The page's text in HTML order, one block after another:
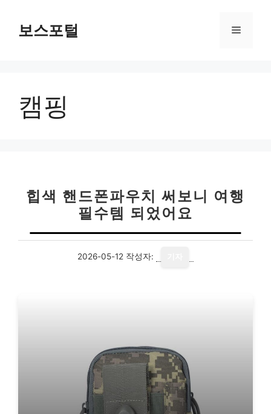
보스포털 메
캠핑
힙색 핸드폰파우치 써보니 여행
필수템 되었어요
2026-05-12 작성자: